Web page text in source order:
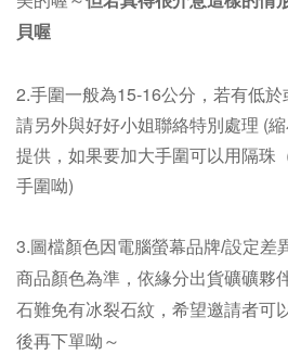
貝喔
2.手圍一般為15-16公分，若有低於
請另外與好好小姐聯絡特別處理 (
提供， 如果要加大手圍可以用隔珠
手圍呦)
3.圖檔顏色因電腦螢幕品牌/設定差
商品顏色為準，依緣分出貨礦礦夥
石難免有冰裂石紋，希望邀請者可
後再下單呦～